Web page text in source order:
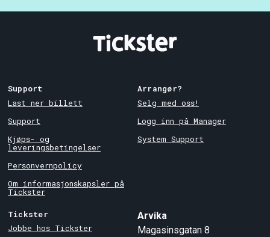
Support
Last ner billett
Support
Kjøps- og
leveringsbetingelser
Personvernpolicy
Om informasjonskapsler på
Tickster
Arrangør?
Selg med oss!
Logg inn på Manager
System Support
Tickster
Jobbe hos Tickster
Arvika
Magasinsgatan 8